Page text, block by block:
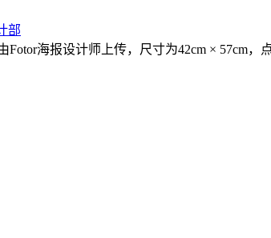
部
海报设计师上传，尺寸为42cm × 57cm